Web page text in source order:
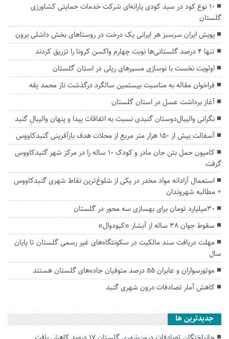
۱۰ نوع کود در سبد کودی یارانه‌ای شرکت خدمات حمایتی کشاورزی
گلستان
پویش ایران سرسبز هر ایرانی یک درخت در روستاهای بخش داشلی برون
تنها 4 درصد گلستانی‌ها نوبت چهارم واکسن کرونا را تزریق کردند
اولویت نخست با نوسازی مسیرهای ریلی در استان گلستان
فراخوان مقاله به مناسبت بیستمین سالگرد درگذشت ناز محمد پقه
آغاز برداشت عسل در استان گلستان
نگرانی والیبال‌دوستان گنبدی نسبت به اتفاقات‌ پیدا و پنهان والیبالِ گنبد
آسفالت بیش از ۱۵۰ هزار متر مربع از محلات هدف بازآفرینی گنبدکاووس
کامیون حمل بتن جان مادر و کودک ۱۰ ساله را در مرکز شهر گنبدکاووس
گرفت
استعمال آزادانه مواد مخدر در یکی از شلوغ‌ترین نقاط شهری گنبدکاووس
+ مطالبه شهروندان
۳۰میلیارد تومان برای بهسازی سه محور در گلستان
سقوط جوان ۳۸ ساله از آبشار «کبودوال»
مهلت دریافت سند مالکیت در سکونتگاه‌های غیر رسمی گلستان تا پایان
سال
موتورسواران و عابران ۵۵ درصد متوفیان جاده‌های گلستان هستند
کاهش آمار تصادفات درون شهری گنبد
جديدترين ها